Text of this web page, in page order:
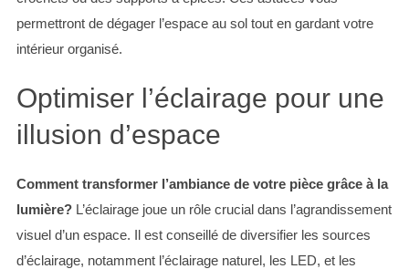
permettront de dégager l’espace au sol tout en gardant votre
intérieur organisé.
Optimiser l’éclairage pour une
illusion d’espace
Comment transformer l’ambiance de votre pièce grâce à la
lumière?L’éclairage joue un rôle crucial dans l’agrandissement
visuel d’un espace. Il est conseillé de diversifier les sources
d’éclairage, notamment l’éclairage naturel, les LED, et les